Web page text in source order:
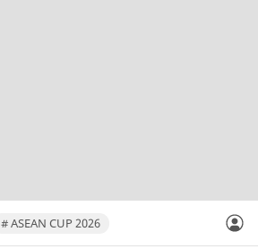
# ASEAN CUP 2026